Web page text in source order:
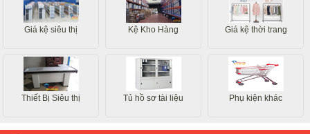
Giá kệ siêu thị Kệ Kho Hàng Giá kệ thời trang
Thiết Bị Siêu thị Tủ hồ sơ tài liệu Phụ kiện khác